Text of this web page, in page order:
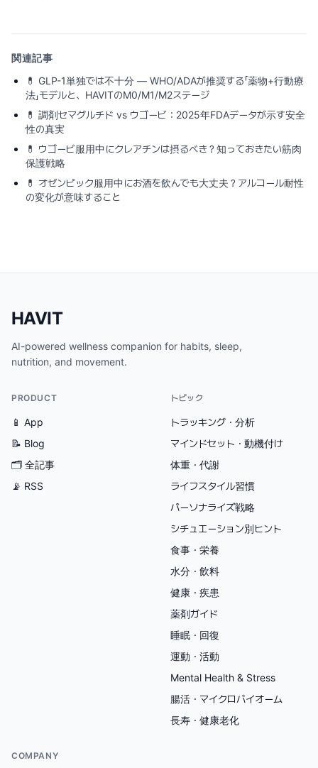
関連記事
💊 GLP-1単独では不十分 — WHO/ADAが推奨する「薬物+行動療
法」モデルと、HAVITのM0/M1/M2ステージ
💊 調剤セマグルチド vs ウゴービ：2025年FDAデータが示す安全
性の真実
💊 ウゴービ服用中にクレアチンは摂るべき？知っておきたい筋肉
保護戦略
💊 オゼンピック服用中にお酒を飲んでも大丈夫？アルコール耐性
の変化が意味すること
HAVIT
AI-powered wellness companion for habits, sleep,
nutrition, and movement.
PRODUCT
📱 App
📝 Blog
🗂 全記事
📡 RSS
トピック
トラッキング・分析
マインドセット・動機付け
体重・代謝
ライフスタイル習慣
パーソナライズ戦略
シチュエーション別ヒント
食事・栄養
水分・飲料
健康・疾患
薬剤ガイド
睡眠・回復
運動・活動
Mental Health & Stress
腸活・マイクロバイオーム
長寿・健康老化
COMPANY